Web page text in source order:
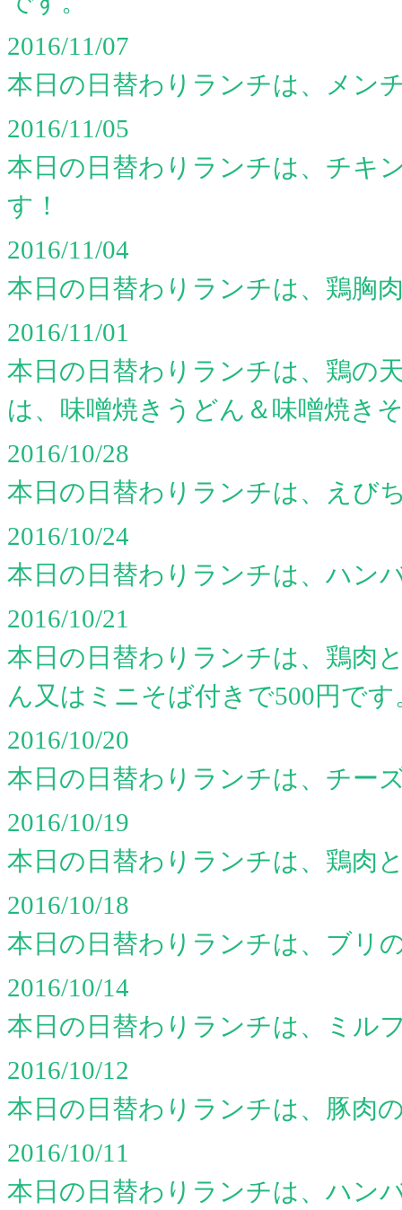
2016/11/07
本日の日替わりランチは、メン
2016/11/05
本日の日替わりランチは、チキ
す！
2016/11/04
本日の日替わりランチは、鶏胸
2016/11/01
本日の日替わりランチは、鶏の
は、味噌焼きうどん＆味噌焼き
2016/10/28
本日の日替わりランチは、えび
2016/10/24
本日の日替わりランチは、ハン
2016/10/21
本日の日替わりランチは、鶏肉
ん又はミニそば付きで500円です
2016/10/20
本日の日替わりランチは、チー
2016/10/19
本日の日替わりランチは、鶏肉
2016/10/18
本日の日替わりランチは、ブリ
2016/10/14
本日の日替わりランチは、ミル
2016/10/12
本日の日替わりランチは、豚肉
2016/10/11
本日の日替わりランチは、ハン